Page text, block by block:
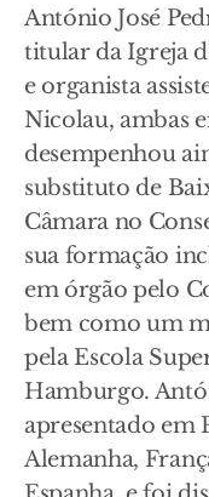
António José
titular da Igreja
e organista
Nicolau, ambas
desempenhou
substituto de
Câmara no
sua formação
em órgão pelo
bem como um
pela Escola
Hamburgo.
apresentado em
Alemanha,